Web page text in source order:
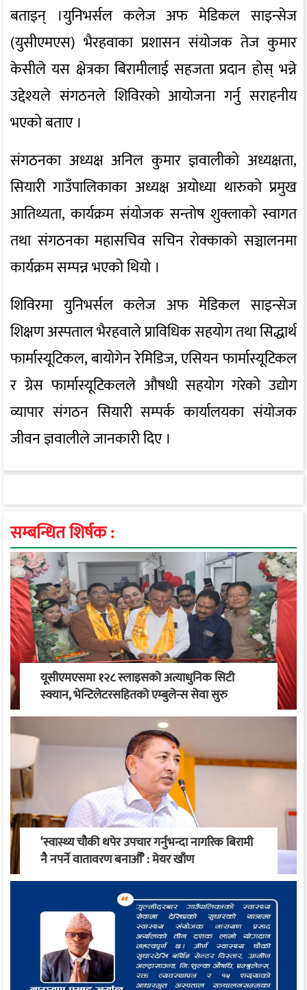
बताइन् ।युनिभर्सल कलेज अफ मेडिकल साइन्सेज
(युसीएमएस) भैरहवाका प्रशासन संयोजक तेज कुमार
केसीले यस क्षेत्रका बिरामीलाई सहजता प्रदान होस् भन्ने
उद्देश्यले संगठनले शिविरको आयोजना गर्नु सराहनीय
भएको बताए ।
संगठनका अध्यक्ष अनिल कुमार ज्ञवालीको अध्यक्षता,
सियारी गाउँपालिकाका अध्यक्ष अयोध्या थारुको प्रमुख
आतिथ्यता, कार्यक्रम संयोजक सन्तोष शुक्लाको स्वागत
तथा संगठनका महासचिव सचिन रोक्काको सञ्चालनमा
कार्यक्रम सम्पन्न भएको थियो ।
शिविरमा युनिभर्सल कलेज अफ मेडिकल साइन्सेज
शिक्षण अस्पताल भैरहवाले प्राविधिक सहयोग तथा सिद्धार्थ
फार्मास्यूटिकल, बायोगेन रेमिडिज, एसियन फार्मास्यूटिकल
र ग्रेस फार्मास्यूटिकलले औषधी सहयोग गरेको उद्योग
व्यापार संगठन सियारी सम्पर्क कार्यालयका संयोजक
जीवन ज्ञवालीले जानकारी दिए ।
सम्बन्धित शिर्षक :
यूसीएमएसमा १२८ स्लाइसको अत्याधुनिक सिटी
स्क्यान, भेन्टिलेटरसहितको एम्बुलेन्स सेवा सुरु
‘स्वास्थ्य चौकी थपेर उपचार गर्नुभन्दा नागरिक बिरामी
नै नपर्ने वातावरण बनाऔँ’ : मेयर खाँण